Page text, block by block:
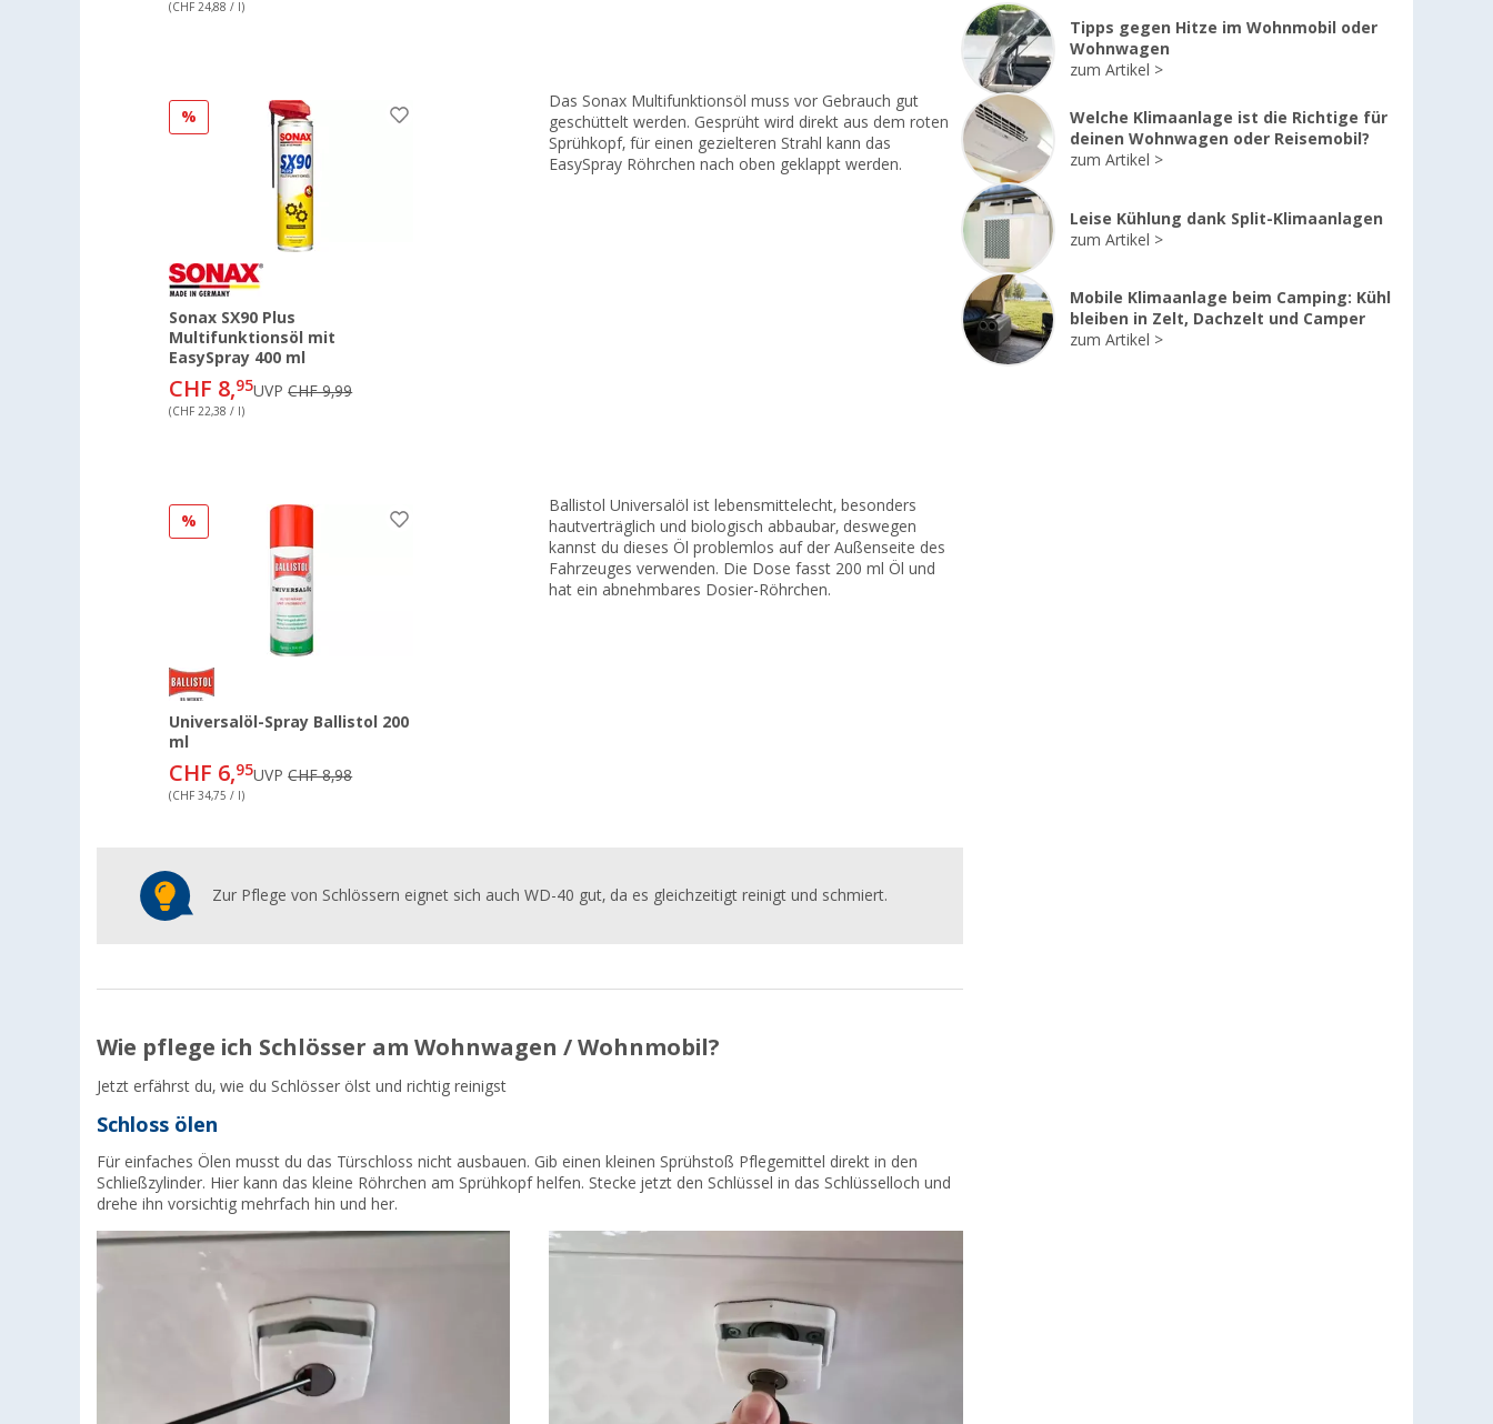
(CHF 24,88 / l)
%
Sonax SX90 Plus
Multifunktionsöl mit
EasySpray 400 ml
CHF 8,95UVPCHF 9,99
(CHF 22,38 / l)
Das Sonax Multifunktionsöl muss vor Gebrauch gut
geschüttelt werden. Gesprüht wird direkt aus dem roten
Sprühkopf, für einen gezielteren Strahl kann das
EasySpray Röhrchen nach oben geklappt werden.
%
Universalöl-Spray Ballistol 200
ml
CHF 6,95UVPCHF 8,98
(CHF 34,75 / l)
Ballistol Universalöl ist lebensmittelecht, besonders
hautverträglich und biologisch abbaubar, deswegen
kannst du dieses Öl problemlos auf der Außenseite des
Fahrzeuges verwenden. Die Dose fasst 200 ml Öl und
hat ein abnehmbares Dosier-Röhrchen.
Zur Pflege von Schlössern eignet sich auch WD-40 gut, da es gleichzeitigt reinigt und schmiert.
Wie pflege ich Schlösser am Wohnwagen / Wohnmobil?
Jetzt erfährst du, wie du Schlösser ölst und richtig reinigst
Schloss ölen
Für einfaches Ölen musst du das Türschloss nicht ausbauen. Gib einen kleinen Sprühstoß Pflegemittel direkt in den
Schließzylinder. Hier kann das kleine Röhrchen am Sprühkopf helfen. Stecke jetzt den Schlüssel in das Schlüsselloch und
drehe ihn vorsichtig mehrfach hin und her.
Tipps gegen Hitze im Wohnmobil oder
Wohnwagen
zum Artikel
Welche Klimaanlage ist die Richtige für
deinen Wohnwagen oder Reisemobil?
zum Artikel
Leise Kühlung dank Split-Klimaanlagen
zum Artikel
Mobile Klimaanlage beim Camping: Kühl
bleiben in Zelt, Dachzelt und Camper
zum Artikel